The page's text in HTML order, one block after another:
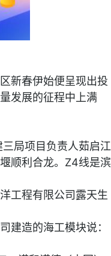
新春伊始便呈现出投
发展的征程中上满
局项目负责人茹启江
顺利合龙。Z4线是滨
工程有限公司露天生
建造的海工模块说：